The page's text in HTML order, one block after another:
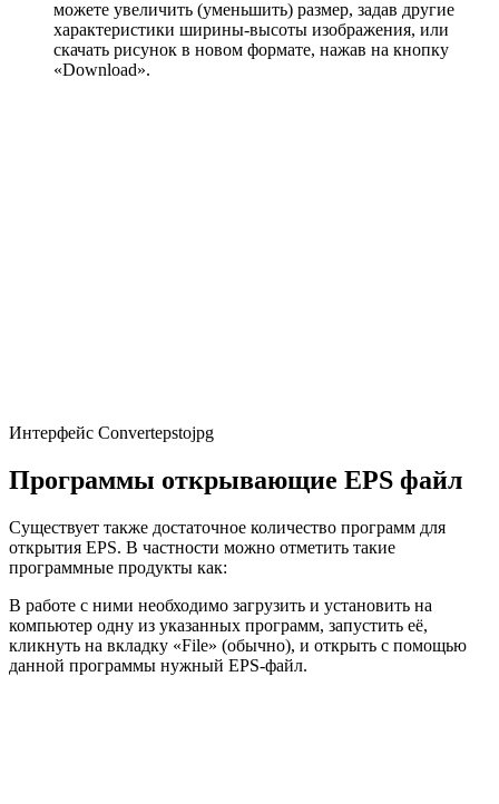
можете увеличить (уменьшить) размер, задав другие
характеристики ширины-высоты изображения, или
скачать рисунок в новом формате, нажав на кнопку
«Download».
Интерфейс Сonvertepstojpg
Программы открывающие EPS файл
Существует также достаточное количество программ для
открытия EPS. В частности можно отметить такие
программные продукты как:
В работе с ними необходимо загрузить и установить на
компьютер одну из указанных программ, запустить её,
кликнуть на вкладку «File» (обычно), и открыть с помощью
данной программы нужный EPS-файл.